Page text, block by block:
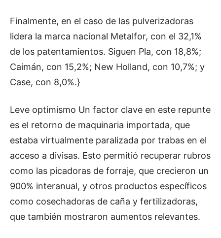
Finalmente, en el caso de las pulverizadoras
lidera la marca nacional Metalfor, con el 32,1%
de los patentamientos. Siguen Pla, con 18,8%;
Caimán, con 15,2%; New Holland, con 10,7%; y
Case, con 8,0%.}
Leve optimismo Un factor clave en este repunte
es el retorno de maquinaria importada, que
estaba virtualmente paralizada por trabas en el
acceso a divisas. Esto permitió recuperar rubros
como las picadoras de forraje, que crecieron un
900% interanual, y otros productos específicos
como cosechadoras de caña y fertilizadoras,
que también mostraron aumentos relevantes.